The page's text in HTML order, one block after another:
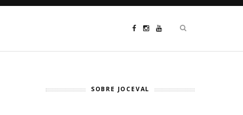
SOBRE JOCEVAL